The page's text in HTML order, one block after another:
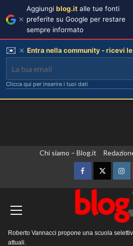
Chi siamo – Blog.it
FacebookTwitter
principale
Roberto Vannacci propone una scuola
attuali.
Aggiungi blog.it alle tue fonti
preferite su Google per restare
sempre informato
✉️ Entra nella community - ricevi
Clicca qui per inserire i tuoi dati